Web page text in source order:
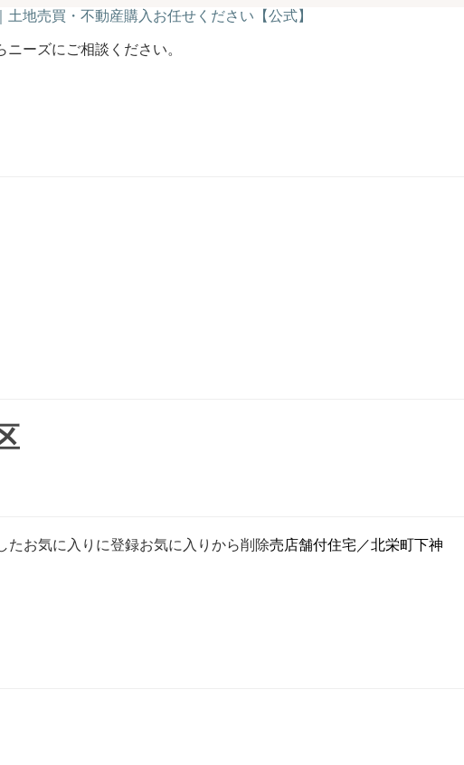
ーズにご相談ください。
たお気に入りに登録お気に入りから削除売店舗付住宅／北栄町下神